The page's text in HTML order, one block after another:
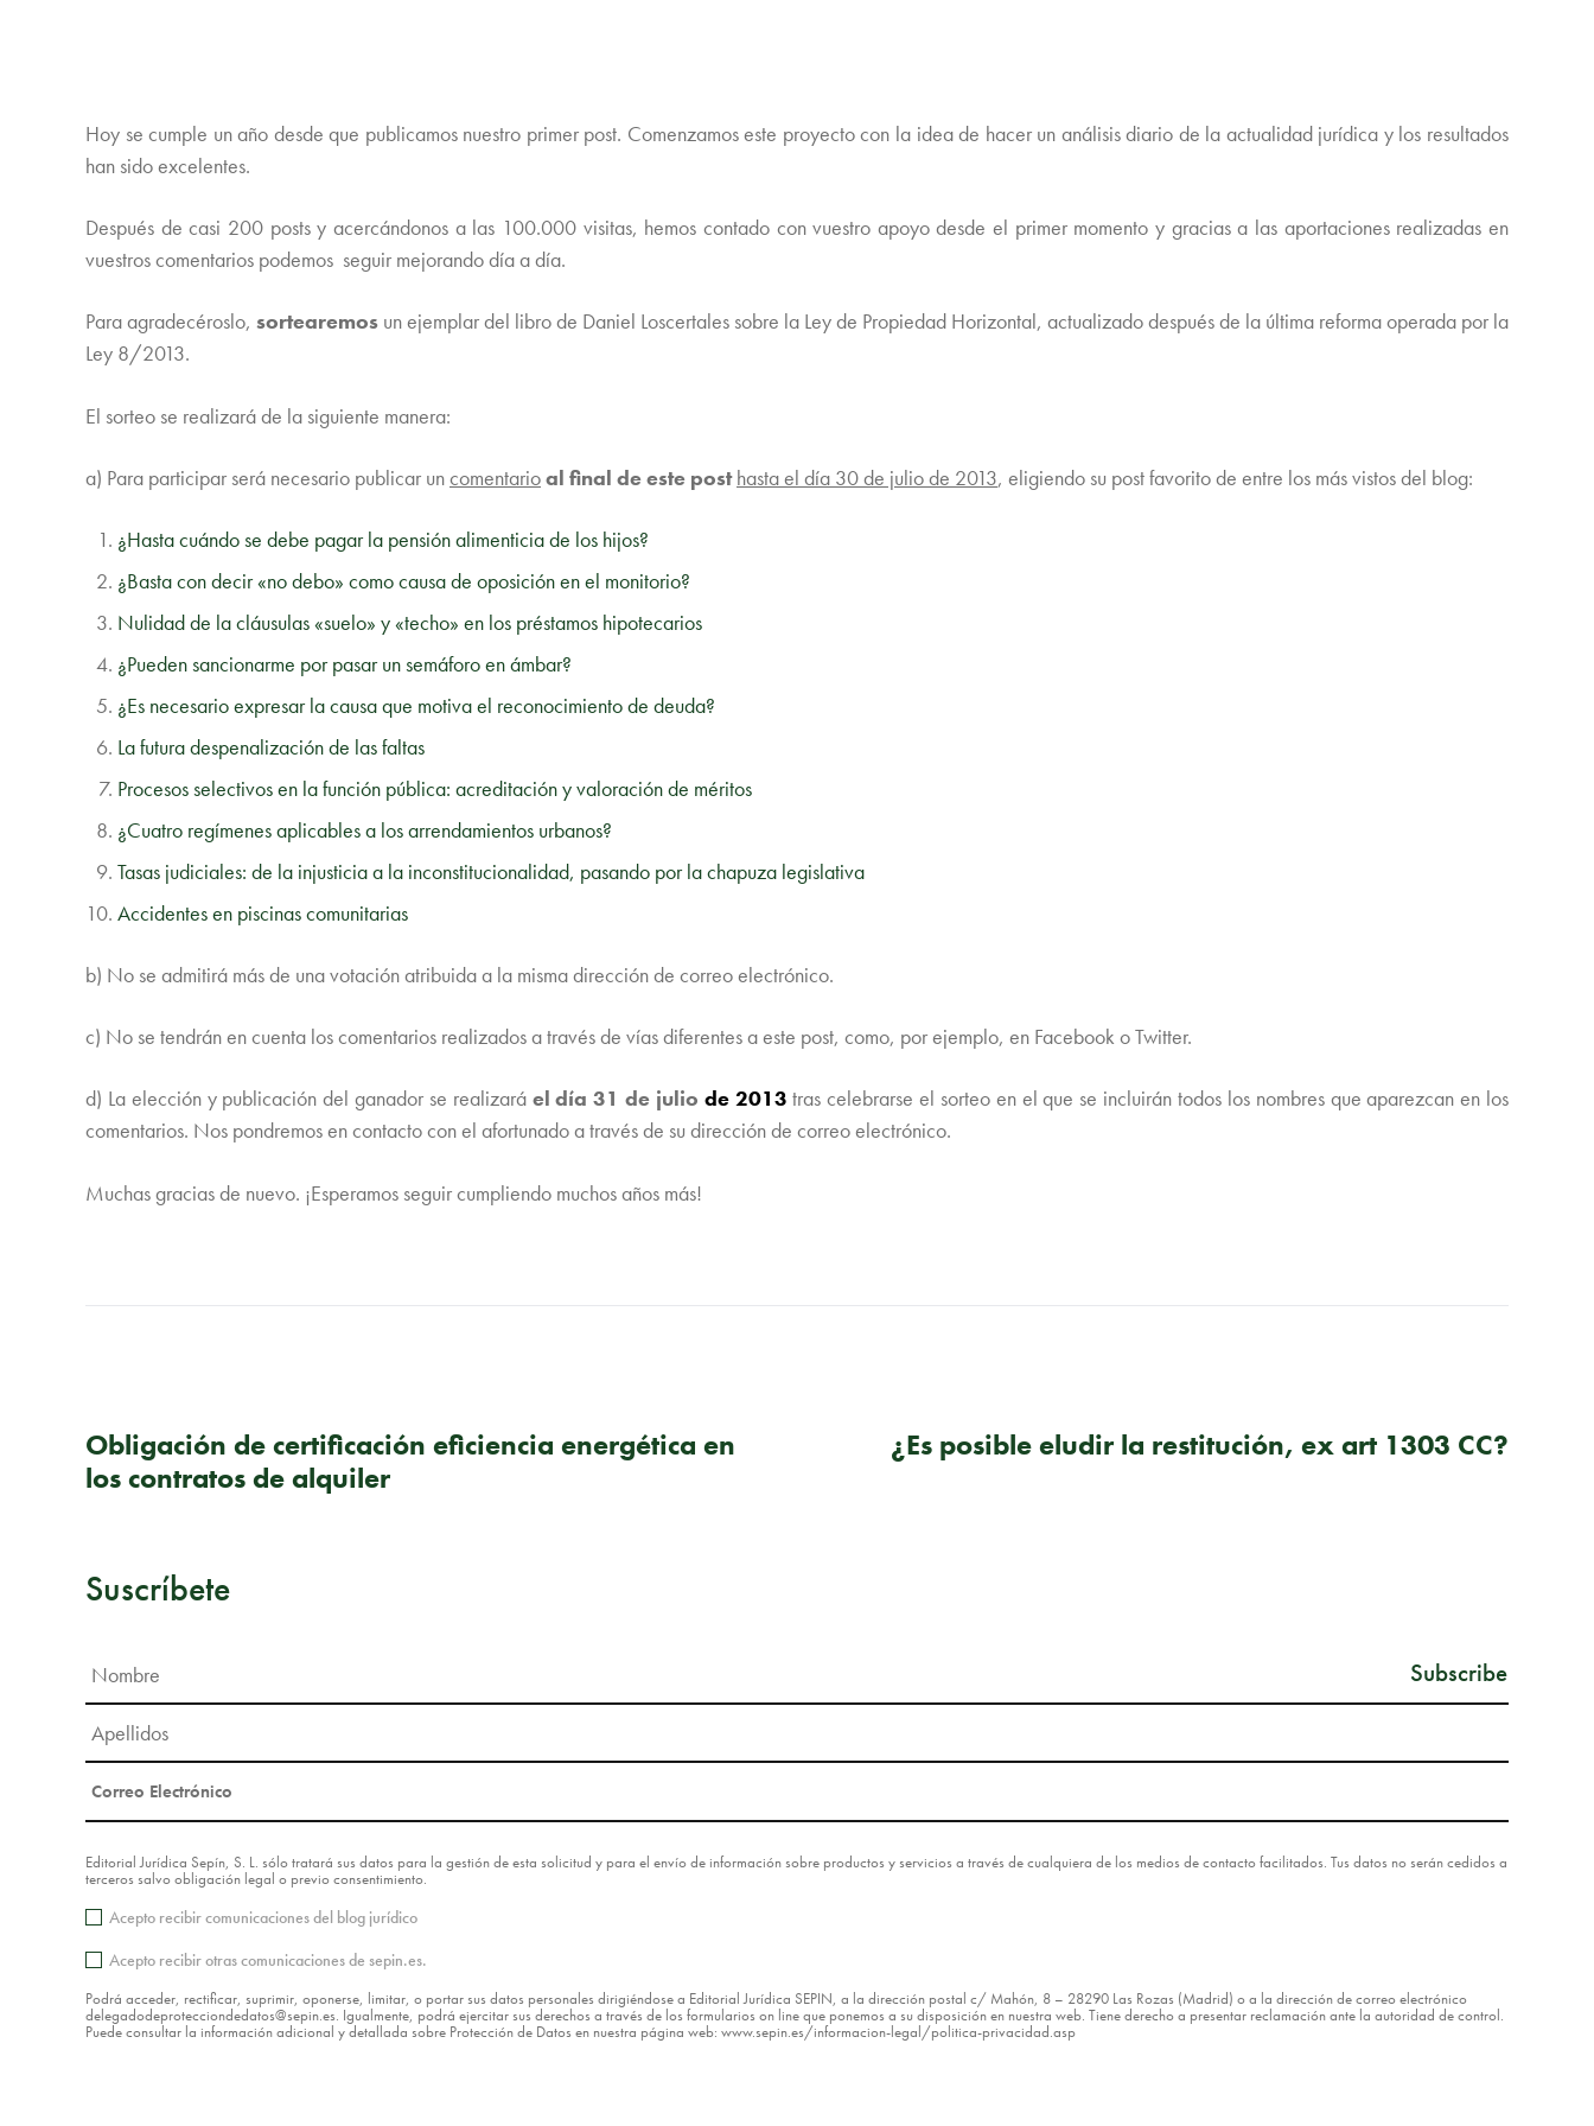
Hoy se cumple un año desde que publicamos nuestro primer post. Comenzamos este proyecto con la idea de hacer un análisis diario de la actualidad jurídica y los resultados
han sido excelentes.
Después de casi 200 posts y acercándonos a las 100.000 visitas, hemos contado con vuestro apoyo desde el primer momento y gracias a las aportaciones realizadas en
vuestros comentarios podemos seguir mejorando día a día.
Para agradecéroslo, sortearemos un ejemplar del libro de Daniel Loscertales sobre la Ley de Propiedad Horizontal, actualizado después de la última reforma operada por la
Ley 8/2013.
El sorteo se realizará de la siguiente manera:
a) Para participar será necesario publicar uncomentarioal final de este post hasta el día 30 de julio de 2013, eligiendo su post favorito de entre los más vistos del blog:
¿Hasta cuándo se debe pagar la pensión alimenticia de los hijos?
¿Basta con decir «no debo» como causa de oposición en el monitorio?
Nulidad de la cláusulas «suelo» y «techo» en los préstamos hipotecarios
¿Pueden sancionarme por pasar un semáforo en ámbar?
¿Es necesario expresar la causa que motiva el reconocimiento de deuda?
La futura despenalización de las faltas
Procesos selectivos en la función pública: acreditación y valoración de méritos
¿Cuatro regímenes aplicables a los arrendamientos urbanos?
Tasas judiciales: de la injusticia a la inconstitucionalidad, pasando por la chapuza legislativa
Accidentes en piscinas comunitarias
b) No se admitirá más de una votación atribuida a la misma dirección de correo electrónico.
c) No se tendrán en cuenta los comentarios realizados a través de vías diferentes a este post, como, por ejemplo, en Facebook o Twitter.
d) La elección y publicación del ganador se realizará el día 31 de julio de 2013 tras celebrarse el sorteo en el que se incluirán todos los nombres que aparezcan en los
comentarios. Nos pondremos en contacto con el afortunado a través de su dirección de correo electrónico.
Muchas gracias de nuevo. ¡Esperamos seguir cumpliendo muchos años más!
Obligación de certificación eficiencia energética en
los contratos de alquiler
¿Es posible eludir la restitución, ex art 1303 CC?
Suscríbete
Editorial Jurídica Sepín, S. L. sólo tratará sus datos para la gestión de esta solicitud y para el envío de información sobre productos y servicios a través de cualquiera de los medios de contacto facilitados. Tus datos no serán cedidos a
terceros salvo obligación legal o previo consentimiento.
Acepto recibir comunicaciones del blog jurídico
Acepto recibir otras comunicaciones de sepin.es.
Podrá acceder, rectificar, suprimir, oponerse, limitar, o portar sus datos personales dirigiéndose a Editorial Jurídica SEPIN, a la dirección postal c/ Mahón, 8 – 28290 Las Rozas (Madrid) o a la dirección de correo electrónico
delegadodeprotecciondedatos@sepin.es. Igualmente, podrá ejercitar sus derechos a través de los formularios on line que ponemos a su disposición en nuestra web. Tiene derecho a presentar reclamación ante la autoridad de control.
Puede consultar la información adicional y detallada sobre Protección de Datos en nuestra página web: www.sepin.es/informacion-legal/politica-privacidad.asp